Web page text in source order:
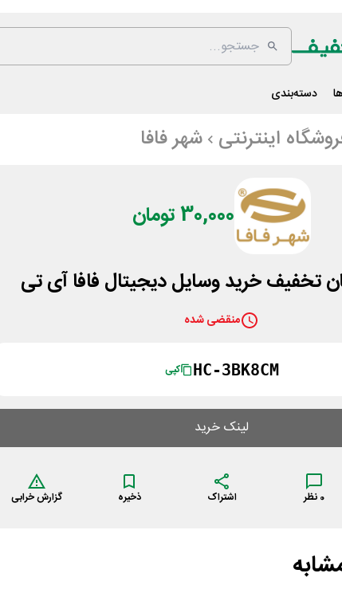
دسته‌بندی
اینترنتی شهر فافا
30,000 تومان
منقضی شده
HC-3BK8CM کپی
لینک خرید
0 نظر اشتراک ذخیره گزارش خرابی